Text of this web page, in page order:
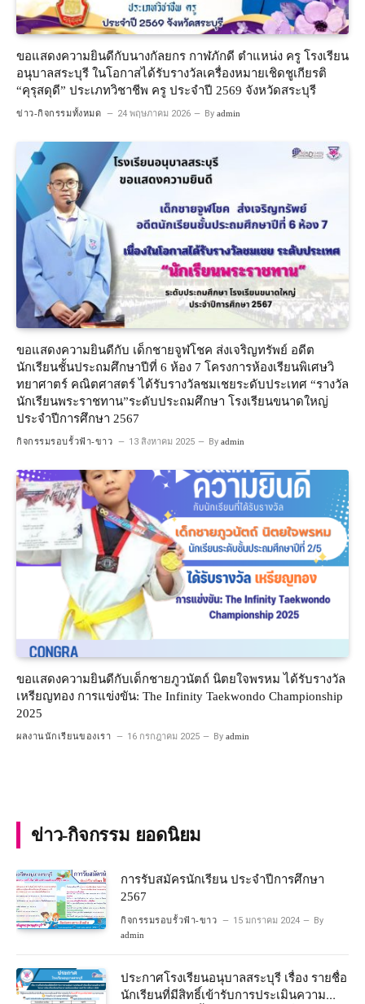
ขอแสดงความยินดีกับนางกัลยกร กาฬภักดี ตำแหน่ง ครู โรงเรียน
อนุบาลสระบุรี ในโอกาสได้รับรางวัลเครื่องหมายเชิดชูเกียรติ
“คุรุสดุดี” ประเภทวิชาชีพ ครู ประจำปี 2569 จังหวัดสระบุรี
ข่าว-กิจกรรมทั้งหมด 24 พฤษภาคม 2026 By admin
ขอแสดงความยินดีกับ เด็กชายจูฬโชค ส่งเจริญทรัพย์ อดีต
นักเรียนชั้นประถมศึกษาปีที่ 6 ห้อง 7 โครงการห้องเรียนพิเศษวิ
ทยาศาตร์ คณิตศาสตร์ ได้รับรางวัลชมเชยระดับประเทศ “รางวัล
นักเรียนพระราชทาน”ระดับประถมศึกษา โรงเรียนขนาดใหญ่
ประจำปีการศึกษา 2567
กิจกรรมรอบรั้วฟ้า-ขาว 13 สิงหาคม 2025 By admin
ขอแสดงความยินดีกับเด็กชายภูวนัตถ์ นิตยใจพรหม ได้รับรางวัล
เหรียญทอง การแข่งขัน: The Infinity Taekwondo Championship
2025
ผลงานนักเรียนของเรา 16 กรกฎาคม 2025 By admin
ข่าว-กิจกรรม ยอดนิยม
การรับสมัครนักเรียน ประจำปีการศึกษา
2567
กิจกรรมรอบรั้วฟ้า-ขาว 15 มกราคม 2024 By
admin
ประกาศโรงเรียนอนุบาลสระบุรี เรื่อง รายชื่อ
นักเรียนที่มีสิทธิ์เข้ารับการประเมินความ